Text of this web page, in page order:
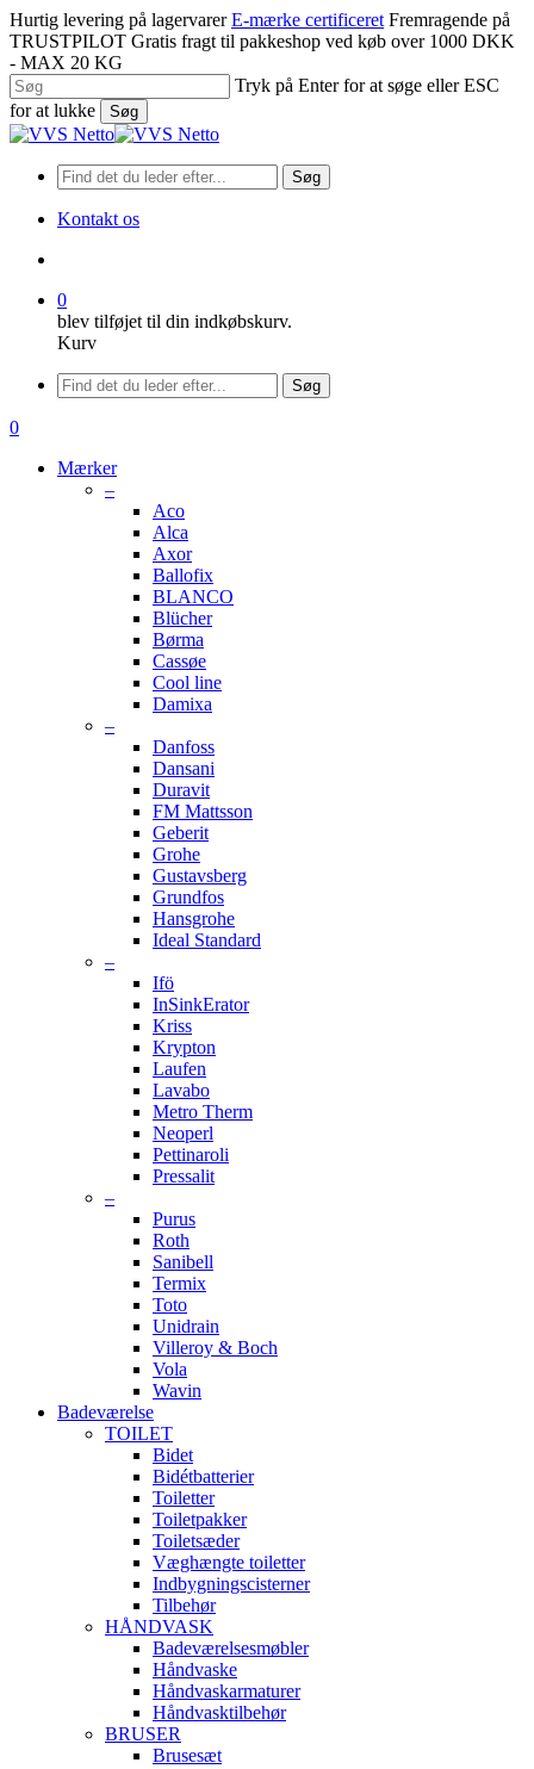
Spring
til
hovedindhold
Hurtig levering på lagervarer E-mærke certificeret Fremragende på
TRUSTPILOT Gratis fragt til pakkeshop ved køb over 1000 DKK
- MAX 20 KG
Tryk på Enter for at søge eller ESC
for at lukke
Søg
Luk
Søg
Kontakt os
0
blev tilføjet til din indkøbskurv.
Kurv
Menu
Søg
søge
0
Mærker
–
Aco
Alca
Axor
Ballofix
BLANCO
Blücher
Børma
Cassøe
Cool line
Damixa
–
Danfoss
Dansani
Duravit
FM Mattsson
Geberit
Grohe
Gustavsberg
Grundfos
Hansgrohe
Ideal Standard
–
Ifö
InSinkErator
Kriss
Krypton
Laufen
Lavabo
Metro Therm
Neoperl
Pettinaroli
Pressalit
–
Purus
Roth
Sanibell
Termix
Toto
Unidrain
Villeroy & Boch
Vola
Wavin
Badeværelse
TOILET
Bidet
Bidétbatterier
Toiletter
Toiletpakker
Toiletsæder
Væghængte toiletter
Indbygningscisterner
Tilbehør
HÅNDVASK
Badeværelsesmøbler
Håndvaske
Håndvaskarmaturer
Håndvasktilbehør
BRUSER
Brusesæt